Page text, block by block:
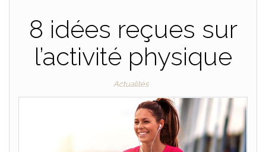
8 idées reçues sur
l’activité physique
Actualités